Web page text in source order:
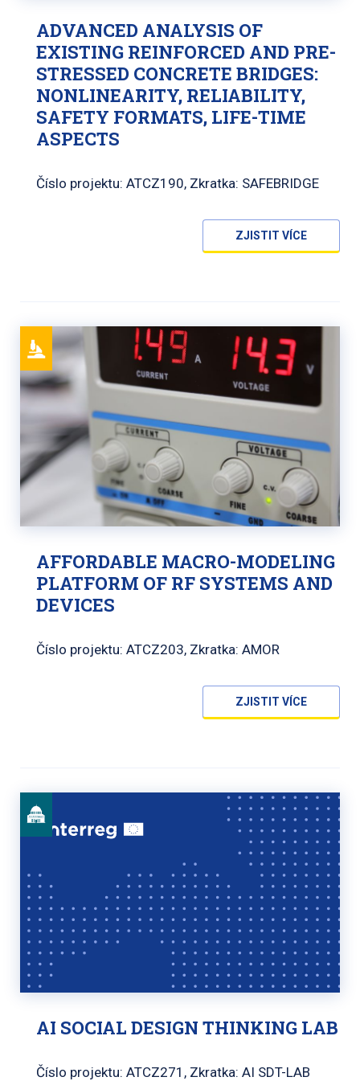
ADVANCED ANALYSIS OF
EXISTING REINFORCED AND PRE-
STRESSED CONCRETE BRIDGES:
NONLINEARITY, RELIABILITY,
SAFETY FORMATS, LIFE-TIME
ASPECTS
Číslo projektu: ATCZ190, Zkratka: SAFEBRIDGE
ZJISTIT VÍCE
AFFORDABLE MACRO-MODELING
PLATFORM OF RF SYSTEMS AND
DEVICES
Číslo projektu: ATCZ203, Zkratka: AMOR
ZJISTIT VÍCE
AI SOCIAL DESIGN THINKING LAB
Číslo projektu: ATCZ271, Zkratka: AI SDT-LAB